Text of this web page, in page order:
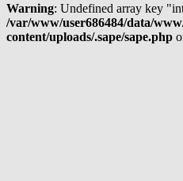
Warning: Undefined array key
/var/www/user686484/data/
content/uploads/.sape/sape.php